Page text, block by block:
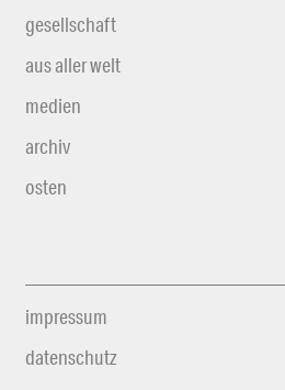
gesellschaft
aus aller welt
medien
archiv
osten
impressum
datenschutz